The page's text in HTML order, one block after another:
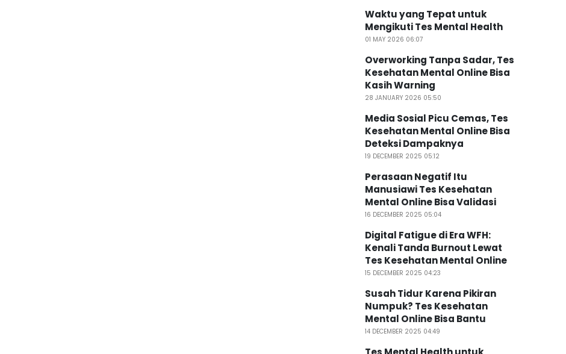
Waktu yang Tepat untuk
Mengikuti Tes Mental Health
01 MAY 2026 06:07
Overworking Tanpa Sadar, Tes
Kesehatan Mental Online Bisa
Kasih Warning
28 JANUARY 2026 05:50
Media Sosial Picu Cemas, Tes
Kesehatan Mental Online Bisa
Deteksi Dampaknya
19 DECEMBER 2025 05:12
Perasaan Negatif Itu
Manusiawi Tes Kesehatan
Mental Online Bisa Validasi
16 DECEMBER 2025 05:04
Digital Fatigue di Era WFH:
Kenali Tanda Burnout Lewat
Tes Kesehatan Mental Online
15 DECEMBER 2025 04:23
Susah Tidur Karena Pikiran
Numpuk? Tes Kesehatan
Mental Online Bisa Bantu
14 DECEMBER 2025 04:49